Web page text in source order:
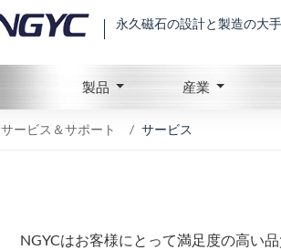
永久磁石の設計と製造の大
製品 産業
サービス＆サポート サービス
NGYCはお客様にとって満足度の高い